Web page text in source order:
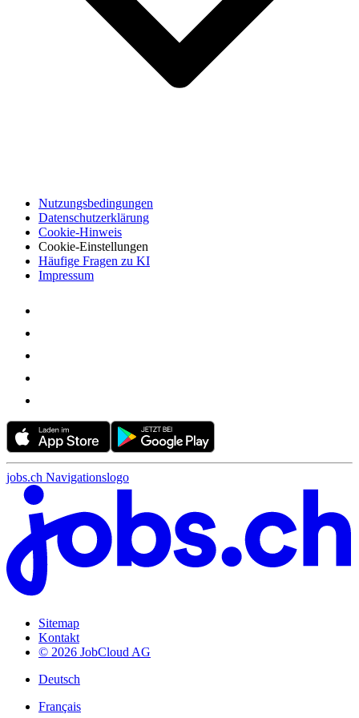
Nutzungsbedingungen
Datenschutzerklärung
Cookie-Hinweis
Cookie-Einstellungen
Häufige Fragen zu KI
Impressum
jobs.ch Navigationslogo
Sitemap
Kontakt
© 2026 JobCloud AG
Deutsch
Français